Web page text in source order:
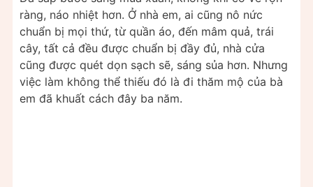
ràng, náo nhiệt hơn. Ở nhà em, ai cũng nô nức
chuẩn bị mọi thứ, từ quần áo, đến mâm quả, trái
cây, tất cả đều được chuẩn bị đầy đủ, nhà cửa
cũng được quét dọn sạch sẽ, sáng sủa hơn. Nhưng
việc làm không thể thiếu đó là đi thăm mộ của bà
em đã khuất cách đây ba năm.